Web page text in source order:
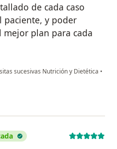
de cada caso
paciente, y poder
plan para cada
sucesivas Nutrición y Dietética •